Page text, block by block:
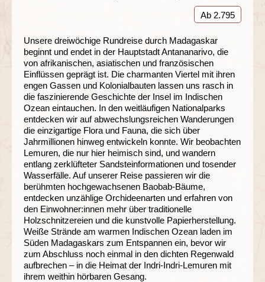
Ab 2.795
Unsere dreiwöchige Rundreise durch Madagaskar
beginnt und endet in der Hauptstadt Antananarivo, die
von afrikanischen, asiatischen und französischen
Einflüssen geprägt ist. Die charmanten Viertel mit ihren
engen Gassen und Kolonialbauten lassen uns rasch in
die faszinierende Geschichte der Insel im Indischen
Ozean eintauchen. In den weitläufigen Nationalparks
entdecken wir auf abwechslungsreichen Wanderungen
die einzigartige Flora und Fauna, die sich über
Jahrmillionen hinweg entwickeln konnte. Wir beobachten
Lemuren, die nur hier heimisch sind, und wandern
entlang zerklüfteter Sandsteinformationen und tosender
Wasserfälle. Auf unserer Reise passieren wir die
berühmten hochgewachsenen Baobab-Bäume,
entdecken unzählige Orchideenarten und erfahren von
den Einwohner:innen mehr über traditionelle
Holzschnitzereien und die kunstvolle Papierherstellung.
Weiße Strände am warmen Indischen Ozean laden im
Süden Madagaskars zum Entspannen ein, bevor wir
zum Abschluss noch einmal in den dichten Regenwald
aufbrechen – in die Heimat der Indri-Indri-Lemuren mit
ihrem weithin hörbaren Gesang.